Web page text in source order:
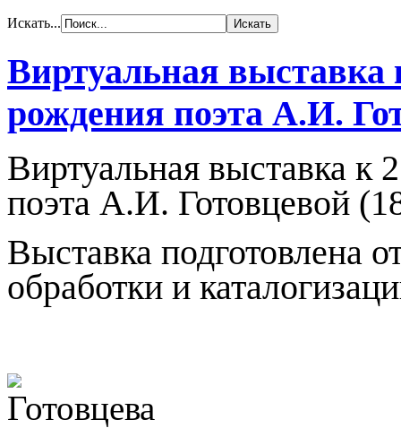
Искать...
Виртуальная выставка
рождения поэта А.И.
Виртуальная выставка к
поэта А.И. Готовцевой
Выставка подготовлена
обработки и